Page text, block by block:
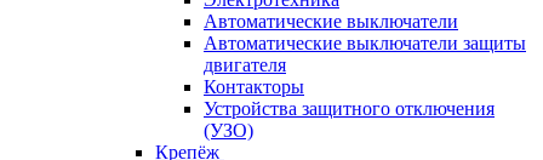
Автоматические выключатели
Автоматические выключатели защиты
двигателя
Контакторы
Устройства защитного отключения
(УЗО)
Крепёж